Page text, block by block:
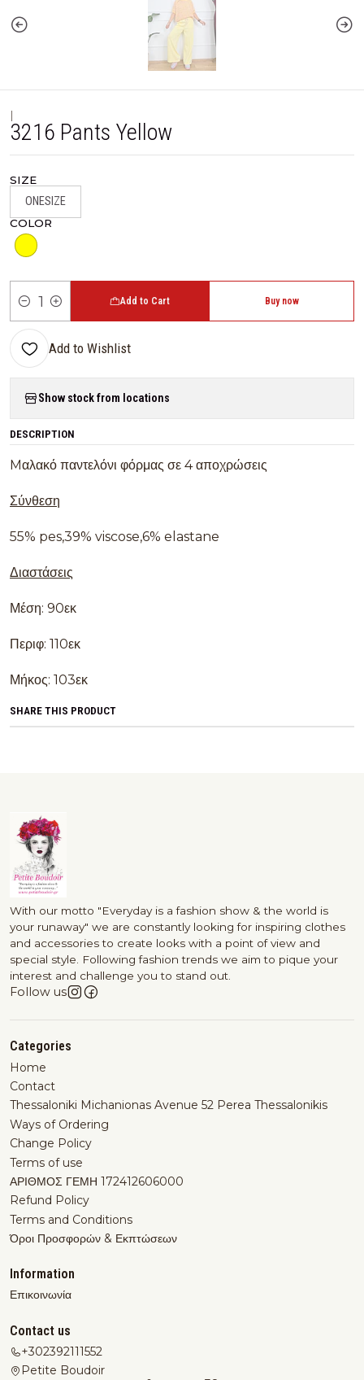
|
3216 Pants Yellow
SIZE
ONESIZE
COLOR
Quantity
Add to Cart Buy now
Add to Wishlist
Show stock from locations
DESCRIPTION
Mαλακό παντελόνι φόρμας σε 4 αποχρώσεις
Σύνθεση
55% pes,39% viscose,6% elastane
Διαστάσεις
Μέση: 90εκ
Περιφ: 110εκ
Μήκος: 103εκ
SHARE THIS PRODUCT
With our motto "Everyday is a fashion show & the world is
your runaway" we are constantly looking for inspiring clothes
and accessories to create looks with a point of view and
special style. Following fashion trends we aim to pique your
interest and challenge you to stand out.
Follow us
Categories
Home
Contact
Thessaloniki Michanionas Avenue 52 Perea Thessalonikis
Ways of Ordering
Change Policy
Terms of use
ΑΡΙΘΜΟΣ ΓΕΜΗ 172412606000
Refund Policy
Terms and Conditions
Όροι Προσφορών & Εκπτώσεων
Information
Επικοινωνία
Contact us
+302392111552
Petite Boudoir